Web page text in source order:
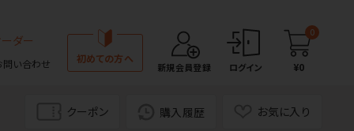
ダー
問い合わせ 初めての方へ
新規会員登録 ログイン
0
¥0
クーポン 購入履歴 お気に入り